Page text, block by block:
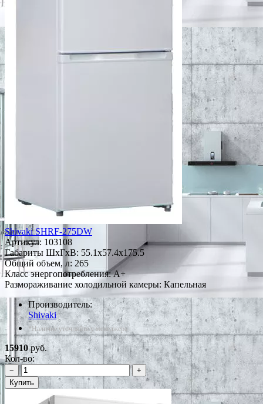
Shivaki SHRF-275DW
Артикул: 103108
Габариты ШxГxВ: 55.1x57.4x175.5
Общий объем, л: 265
Класс энергопотребления: A+
Размораживание холодильной камеры: Капельная
Производитель:
Shivaki
*Наличие уточняйте у менеджера
15910руб.
Кол-во:
−
+
Купить